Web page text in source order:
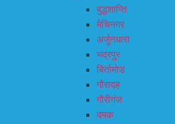
बुद्धशान्ति
मेचिनगर
अर्जुनधारा
भद्रपुर
बिर्तामोड
गौरादह
गौरीगंज
दमक